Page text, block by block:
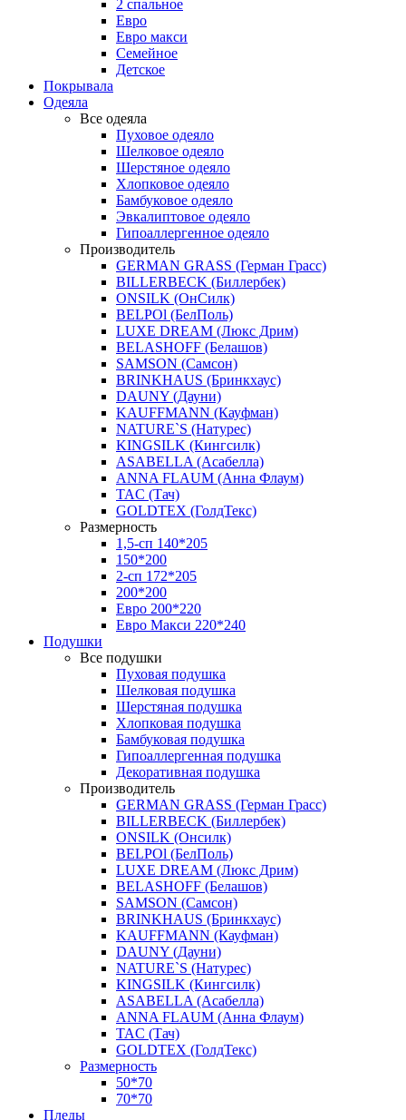
2 спальное
Евро
Евро макси
Семейное
Детское
Покрывала
Одеяла
Все одеяла
Пуховое одеяло
Шелковое одеяло
Шерстяное одеяло
Хлопковое одеяло
Бамбуковое одеяло
Эвкалиптовое одеяло
Гипоаллергенное одеяло
Производитель
GERMAN GRASS (Герман Грасс)
BILLERBECK (Биллербек)
ONSILK (ОнСилк)
BELPOl (БелПоль)
LUXE DREAM (Люкс Дрим)
BELASHOFF (Белашов)
SAMSON (Самсон)
BRINKHAUS (Бринкхаус)
DAUNY (Дауни)
KAUFFMANN (Кауфман)
NATURE`S (Натурес)
KINGSILK (Кингсилк)
ASABELLA (Асабелла)
ANNA FLAUM (Анна Флаум)
TAC (Тач)
GOLDTEX (ГолдТекс)
Размерность
1,5-сп 140*205
150*200
2-сп 172*205
200*200
Евро 200*220
Евро Макси 220*240
Подушки
Все подушки
Пуховая подушка
Шелковая подушка
Шерстяная подушка
Хлопковая подушка
Бамбуковая подушка
Гипоаллергенная подушка
Декоративная подушка
Производитель
GERMAN GRASS (Герман Грасс)
BILLERBECK (Биллербек)
ONSILK (Онсилк)
BELPOl (БелПоль)
LUXE DREAM (Люкс Дрим)
BELASHOFF (Белашов)
SAMSON (Самсон)
BRINKHAUS (Бринкхаус)
KAUFFMANN (Кауфман)
DAUNY (Дауни)
NATURE`S (Натурес)
KINGSILK (Кингсилк)
ASABELLA (Асабелла)
ANNA FLAUM (Анна Флаум)
TAC (Тач)
GOLDTEX (ГолдТекс)
Размерность
50*70
70*70
Пледы